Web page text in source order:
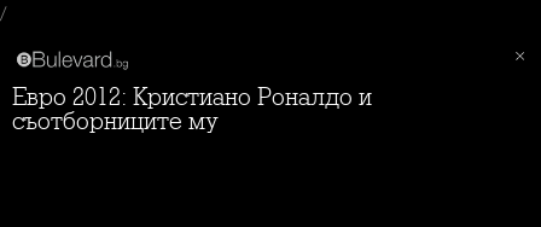
/
Евро 2012: Кристиано Роналдо и
съотборниците му